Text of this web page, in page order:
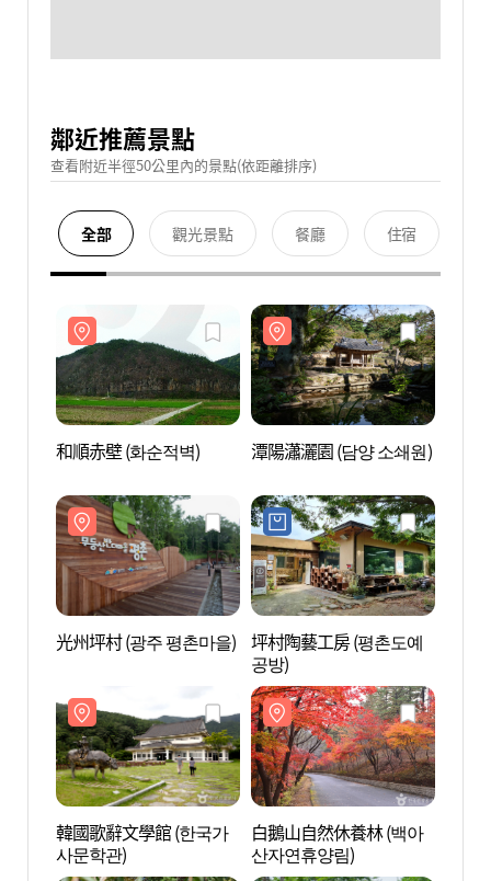
鄰近推薦景點
查看附近半徑50公里內的景點(依距離排序)
全部 觀光景點 餐廳 住宿
和順赤壁 (화순적벽) 潭陽瀟灑園 (담양 소쇄원)
光州坪村 (광주 평촌마을) 坪村陶藝工房 (평촌도예
공방)
韓國歌辭文學館 (한국가
사문학관)
白鵝山自然休養林 (백아
산자연휴양림)